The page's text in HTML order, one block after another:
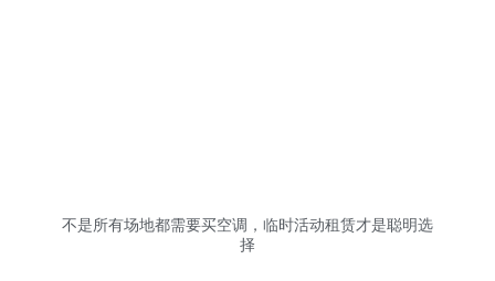
不是所有场地都需要买空调，临时活动租赁才是聪明选
择